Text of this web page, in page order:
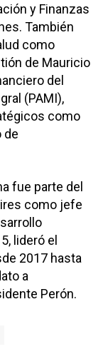
y Finanzas
También
como
de Mauricio
del
(PAMI),
como
de
fue parte del
como jefe
lideró el
2017 hasta
a
Perón.